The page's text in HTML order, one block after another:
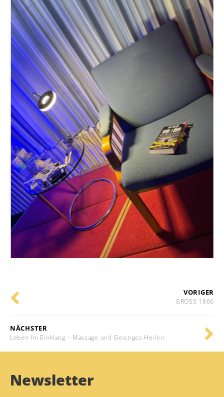
VORIGER
GROSS 1866
NÄCHSTER
Leben Im Einklang – Massage und Geistiges Heilen
Newsletter